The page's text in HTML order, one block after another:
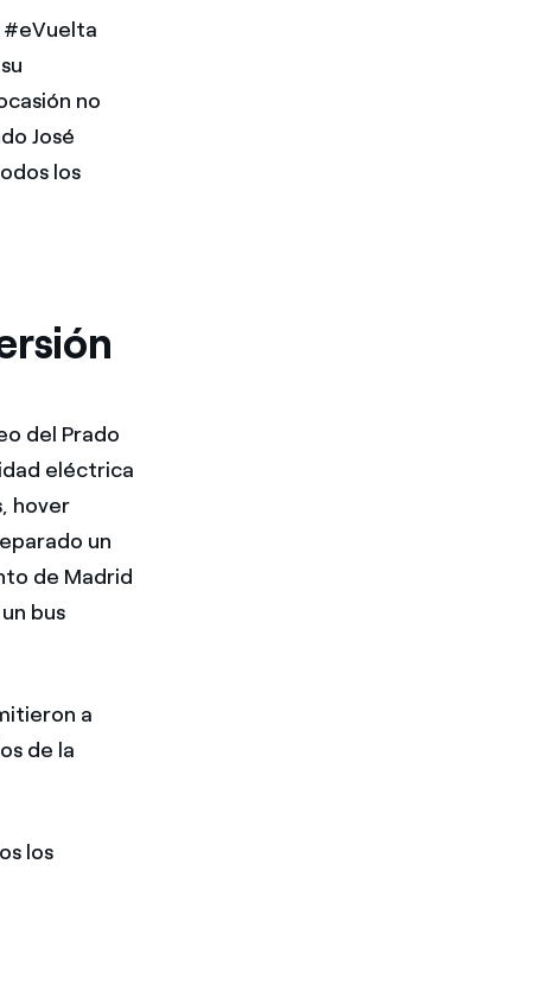
#eVuelta
no
José
los
del Prado
eléctrica
hover
un
de Madrid
bus
a
de la
los